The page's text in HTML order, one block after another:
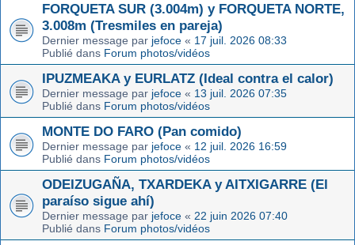
FORQUETA SUR (3.004m) y FORQUETA NORTE,
3.008m (Tresmiles en pareja)
Dernier message par jefoce « 17 juil. 2026 08:33
Publié dans Forum photos/vidéos
IPUZMEAKA y EURLATZ (Ideal contra el calor)
Dernier message par jefoce « 13 juil. 2026 07:35
Publié dans Forum photos/vidéos
MONTE DO FARO (Pan comido)
Dernier message par jefoce « 12 juil. 2026 16:59
Publié dans Forum photos/vidéos
ODEIZUGAÑA, TXARDEKA y AITXIGARRE (El
paraíso sigue ahí)
Dernier message par jefoce « 22 juin 2026 07:40
Publié dans Forum photos/vidéos